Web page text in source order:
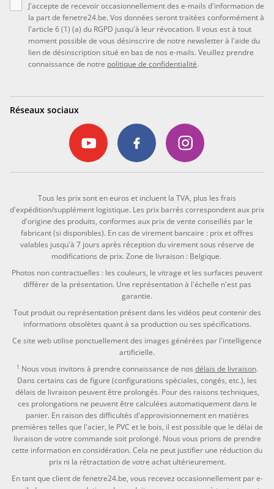
J'accepte de recevoir occasionnellement des e-mails d'information de
la part de fenetre24.be. Vos données seront traitées conformément à
l'article 6 (1) (a) du RGPD jusqu'à leur révocation. Il vous est à tout
moment possible de vous désinscrire de notre newsletter à l'aide du
lien de désinscription situé en bas de nos e-mails. Veuillez prendre
connaissance de notre politique de confidentialité.
Réseaux sociaux
Tous les prix sont en euros et incluent la TVA, plus les frais
d'expédition/supplément logistique. Les prix barrés correspondent aux prix
d'origine des produits, conformes aux prix de vente conseillés par le
fabricant (si disponibles). En cas de virement bancaire : prix et offres
valables jusqu'à 7 jours après réception du virement sous réserve de
modifications de prix. Zone de livraison : Belgique.
Photos non contractuelles : les couleurs, le vitrage et les surfaces peuvent
différer de la présentation. Une représentation à l'échelle n'est pas
garantie.
Tout produit ou représentation présent dans les vidéos peut contenir des
informations obsolètes quant à sa production ou ses spécifications.
Ce site web utilise ponctuellement des images générées par l'intelligence
artificielle.
1 Nous vous invitons à prendre connaissance de nos délais de livraison.
Dans certains cas de figure (configurations spéciales, congés, etc.), les
délais de livraison peuvent être prolongés. Pour des raisons techniques,
ces prolongations ne peuvent être calculées automatiquement dans le
panier. En raison des difficultés d'approvisionnement en matières
premières telles que l'acier, le PVC et le bois, il est possible que le délai de
livraison de votre commande soit prolongé. Nous vous prions de prendre
cette information en considération. Cela ne peut justifier une réduction du
prix ni la rétractation de votre achat ultérieurement.
En tant que client de fenetre24.be, vous recevez occasionnellement par e-